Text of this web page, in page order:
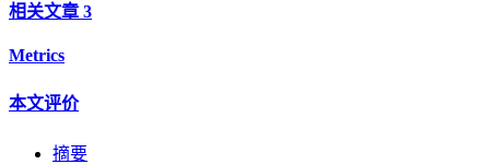
相关文章 3
Metrics
本文评价
摘要